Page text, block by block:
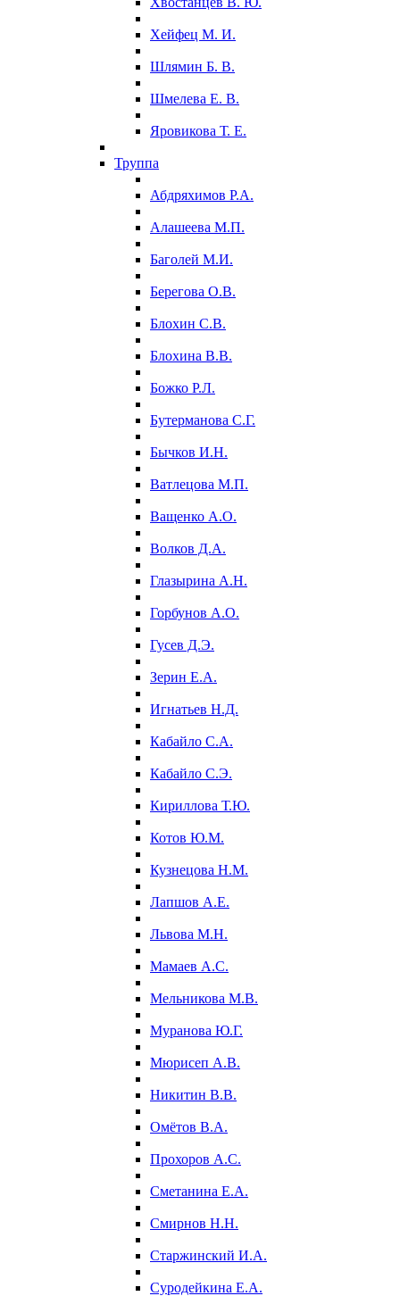
Хейфец М. И.
Шлямин Б. В.
Шмелева Е. В.
Яровикова Т. Е.
Труппа
Абдряхимов Р.А.
Алашеева М.П.
Баголей М.И.
Берегова О.В.
Блохин С.В.
Блохина В.В.
Божко Р.Л.
Бутерманова С.Г.
Бычков И.Н.
Ватлецова М.П.
Ващенко А.О.
Волков Д.А.
Глазырина А.Н.
Горбунов А.О.
Гусев Д.Э.
Зерин Е.А.
Игнатьев Н.Д.
Кабайло С.А.
Кабайло С.Э.
Кириллова Т.Ю.
Котов Ю.М.
Кузнецова Н.М.
Лапшов А.Е.
Львова М.Н.
Мамаев А.С.
Мельникова М.В.
Муранова Ю.Г.
Мюрисеп А.В.
Никитин В.В.
Омётов В.А.
Прохоров А.С.
Сметанина Е.А.
Смирнов Н.Н.
Старжинский И.А.
Суродейкина Е.А.